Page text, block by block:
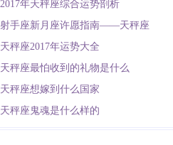
2017年天秤座综合运势剖析
射手座新月座许愿指南——天秤座
天秤座2017年运势大全
天秤座最怕收到的礼物是什么
天秤座想嫁到什么国家
天秤座鬼魂是什么样的